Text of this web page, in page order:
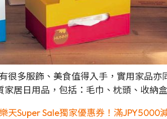
很多服飾、美食值得入手，實用家品
家居日用品，包括：毛巾、枕頭、收納
天Super Sale獨家優惠券！滿JPY5000